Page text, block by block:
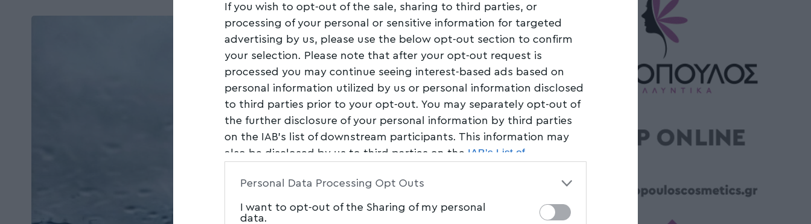
If you wish to opt-out of the sale, sharing to third parties, or
processing of your personal or sensitive information for targeted
advertising by us, please use the below opt-out section to confirm
your selection. Please note that after your opt-out request is
processed you may continue seeing interest-based ads based on
personal information utilized by us or personal information disclosed
to third parties prior to your opt-out. You may separately opt-out of
the further disclosure of your personal information by third parties
on the IAB’s list of downstream participants. This information may
also be disclosed by us to third parties on the IAB’s List of
parties.
Personal Data Processing Opt Outs
I want to opt-out of the Sharing of my personal
data.